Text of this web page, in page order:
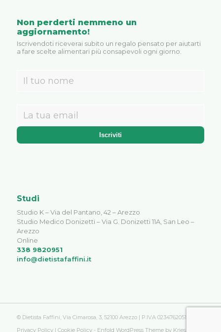
Non perderti nemmeno un
aggiornamento!
Iscrivendoti riceverai subito un regalo pensato per aiutarti
a fare scelte alimentari più consapevoli ogni giorno.
Studi
Studio K – Via del Pantano, 42 – Arezzo
Studio Medico Donizetti – Via G. Donizetti 11A, San Leo –
Arezzo
Online
338 9820951
info@dietistafaffini.it
© Dietista Faffini, Via Cimarosa, 3, 52100 Arezzo | P.IVA 02347620516 |
Privacy Policy| Cookie Policy- Enfold WordPress Theme by Kriesi